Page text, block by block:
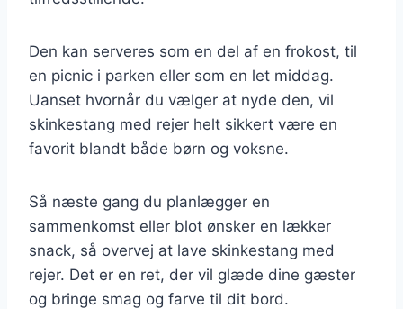
Den kan serveres som en del af en frokost, til
en picnic i parken eller som en let middag.
Uanset hvornår du vælger at nyde den, vil
skinkestang med rejer helt sikkert være en
favorit blandt både børn og voksne.
Så næste gang du planlægger en
sammenkomst eller blot ønsker en lækker
snack, så overvej at lave skinkestang med
rejer. Det er en ret, der vil glæde dine gæster
og bringe smag og farve til dit bord.